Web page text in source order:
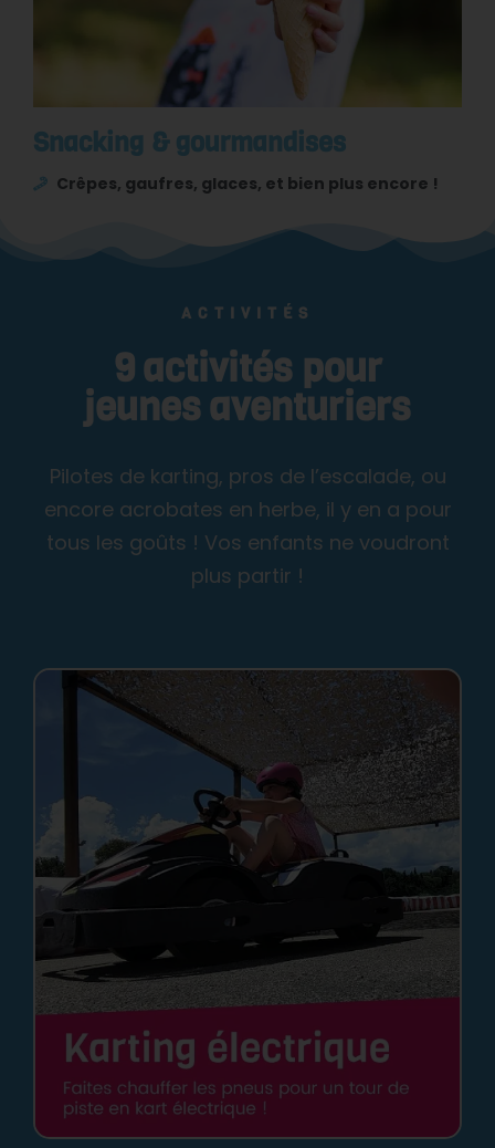
Snacking & gourmandises
Crêpes, gaufres, glaces, et bien plus encore !
ACTIVITÉS
9 activités pour
jeunes aventuriers
Pilotes de karting, pros de l’escalade, ou
encore acrobates en herbe, il y en a pour
tous les goûts ! Vos enfants ne voudront
plus partir !